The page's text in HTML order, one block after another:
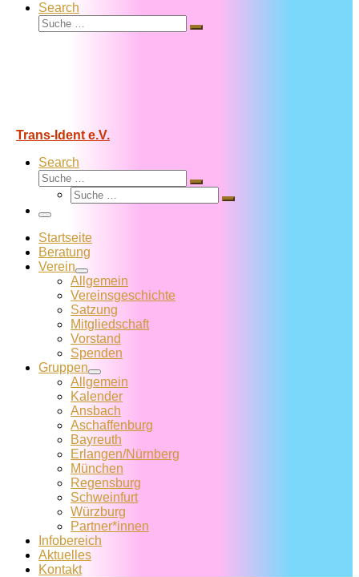
Search
Suche
Suche
Trans-Ident e.V.
Search
Suche
Suche
Suche
Suche
Menü
Startseite
Beratung
Verein
Allgemein
Vereins­geschichte
Satzung
Mitglied­schaft
Vorstand
Spenden
Gruppen
Allgemein
Kalender
Ansbach
Aschaffenburg
Bayreuth
Erlangen/Nürnberg
München
Regensburg
Schweinfurt
Würzburg
Partner*innen
Infobereich
Aktuelles
Kontakt